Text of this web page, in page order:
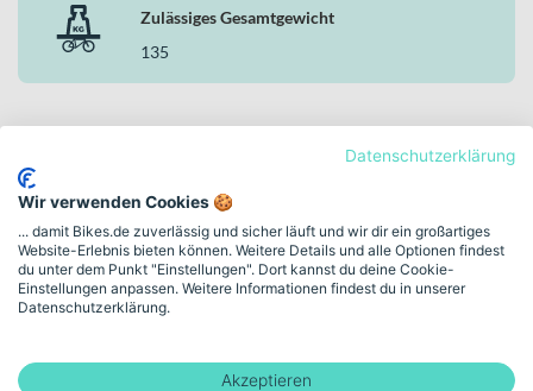
Zulässiges Gesamtgewicht
135
We design. We test. We build.
Entdecke MERIDA in
ENGINEERED FOR EVERY RIDE – FROM TOUR TO RACE.
Datenschutzerklärung
Wir verwenden Cookies 🍪
... damit Bikes.de zuverlässig und sicher läuft und wir dir ein großartiges
Website-Erlebnis bieten können. Weitere Details und alle Optionen findest
du unter dem Punkt "Einstellungen". Dort kannst du deine Cookie-
Einstellungen anpassen. Weitere Informationen findest du in unserer
Datenschutzerklärung.
Akzeptieren